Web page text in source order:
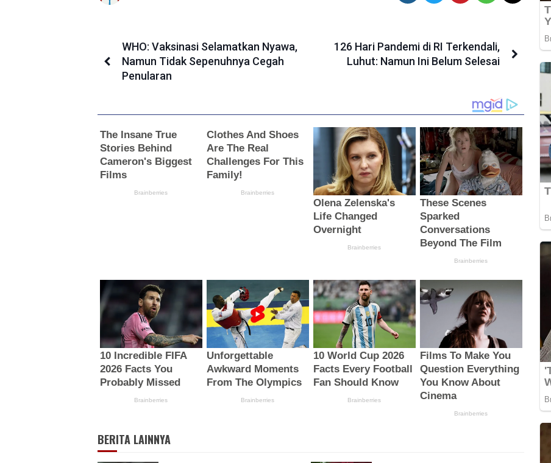
WHO: Vaksinasi Selamatkan Nyawa,
Namun Tidak Sepenuhnya Cegah
Penularan
126 Hari Pandemi di RI Terkendali,
Luhut: Namun Ini Belum Selesai
BERITA LAINNYA